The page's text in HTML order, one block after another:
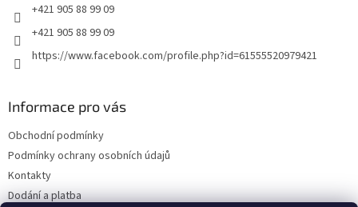
+421 905 88 99 09
+421 905 88 99 09
https://www.facebook.com/profile.php?id=61555520979421
Informace pro vás
Obchodní podmínky
Podmínky ochrany osobních údajů
Kontakty
Dodání a platba